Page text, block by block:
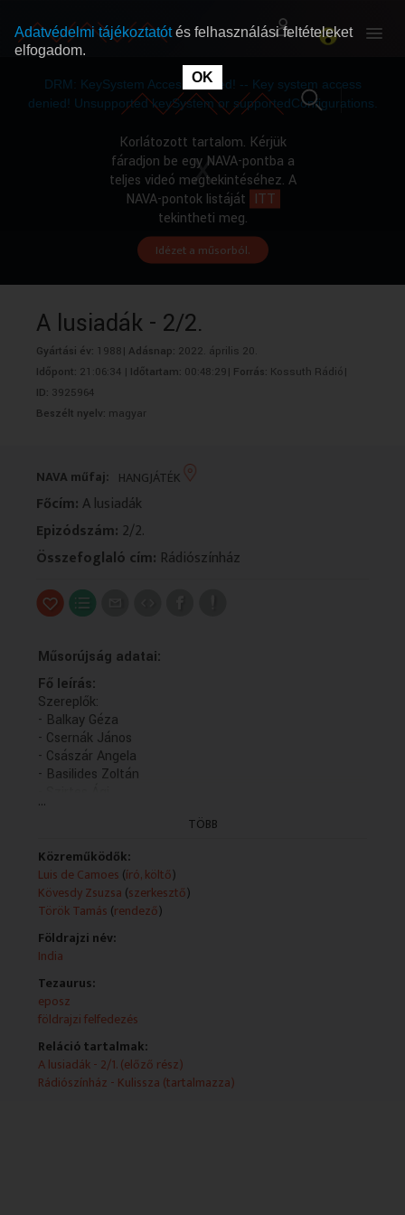
RÓLUNK
OKTATÁS
RÓLUNK
OKTATÁS
DRM: KeySystem Access Denied! -- Key system access
denied! Unsupported keySystem or supportedConfigurations.
Korlátozott tartalom. Kérjük
fáradjon be egy NAVA-pontba a
teljes videó megtekintéséhez. A
NAVA-pontok listáját ITT
tekintheti meg.
Idézet a műsorból.
A lusiadák - 2/2.
Gyártási év: 1988| Adásnap: 2022. április 20.
Időpont: 21:06:34 | Időtartam: 00:48:29| Forrás: Kossuth Rádió|
ID: 3925964
Beszélt nyelv: magyar
NAVA műfaj: HANGJÁTÉK
Főcím:A lusiadák
Epizódszám: 2/2.
Összefoglaló cím: Rádiószínház
Műsorújság adatai:
Fő leírás:
Szereplők:
- Balkay Géza
- Csernák János
- Császár Angela
- Basilides Zoltán
- Rátóti Zoltán
- Varga Kata
Műsorszolgáltatói ismertető:
Luís de Camoes eposzának rádióváltozata
Szereposztás:
A költő - Balkay Géza, Vasco da Gama - Csernák János,
Malabár király - Basilides Zoltán, Téthüsz - Császár
Angela, Dioné - Szirtes Ági, Leonardo - Rátóti Zoltán
Közreműködik: Tamási Eszter, Turgonyi Pál, Varga
Hangmérnök: Varga Károly
Zenei munkatárs: Molnár András
Szerkesztő: Kövesdy Zsuzsanna
...
TÖBB
Közreműködők:
Luis de Camoes (író, költő)
Kövesdy Zsuzsa (szerkesztő)
Török Tamás (rendező)
Földrajzi név:
India
Tezaurus:
eposz
földrajzi felfedezés
Reláció tartalmak:
A lusiadák - 2/1. (előző rész)
Rádiószínház - Kulissza (tartalmazza)
Adatvédelmi tájékoztatótés felhasználási feltételeket
elfogadom.
OK